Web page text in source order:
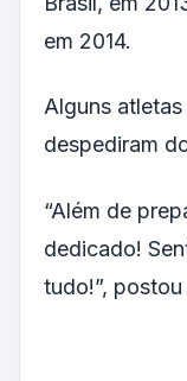
em 2014.
Alguns
despediram
“Além de
dedicado!
tudo!”,